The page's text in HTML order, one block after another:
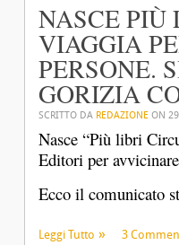
NASCE
VIAGGIA
PERSONE.
GORIZIA
SCRITTO DA REDAZIONE ON
Nasce “Più libri
Editori per
Ecco il comunicato
Leggi Tutto 3